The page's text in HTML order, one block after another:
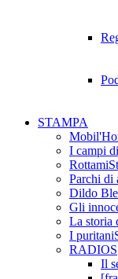
STAMPA
I campi
Rottami
Parchi di
Dildo
Gli
La storia
I puritani
RADIOS
Il